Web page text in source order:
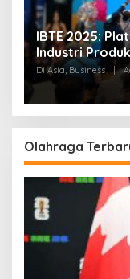
IBTE 2025:
Industri
Tenggara
Di Asia, Business |
Olahraga